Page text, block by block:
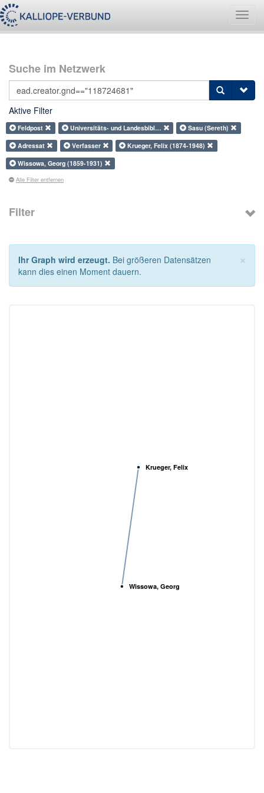
Suche im Netzwerk
Aktive Filter
Feldpost Universitäts- und Landesbibl…
Sasu (Sereth)
Adressat
Verfasser
Krueger, Felix (1874-1948)
Wissowa, Georg (1859-1931)
Alle Filter entfernen
Filter
×
Ihr Graph wird erzeugt. Bei größeren Datensätzen
kann dies einen Moment dauern.
Wissowa, Georg
Krueger, Felix